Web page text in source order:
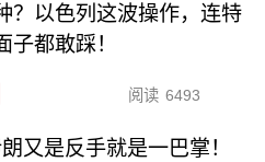
？以色列这波操作，连特
子都敢踩！
阅读 6493
又是反手就是一巴掌！